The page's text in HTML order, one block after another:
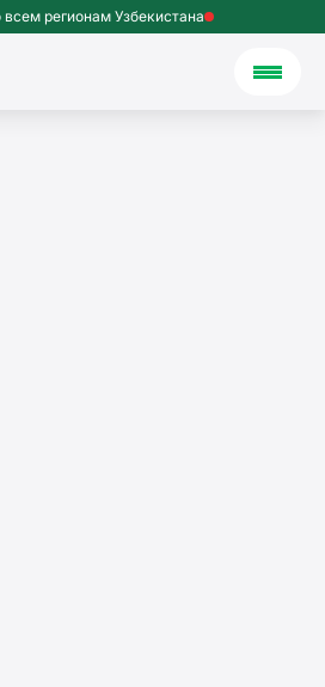
регионам Узбекистана